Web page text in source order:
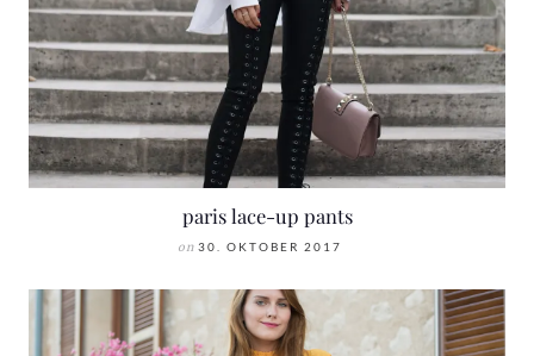
paris lace-up pants
on 30. OKTOBER 2017